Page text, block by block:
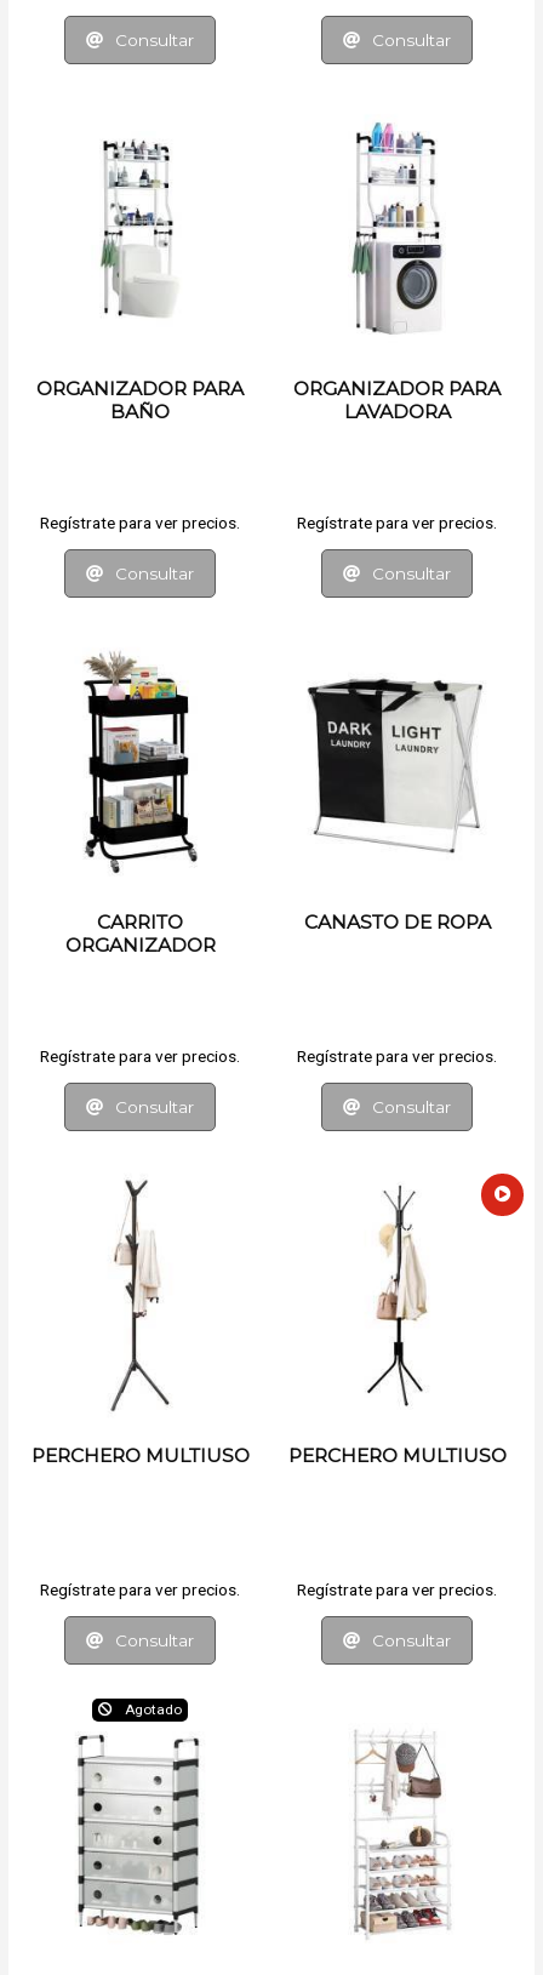
Consultar Consultar
ORGANIZADOR PARA
BAÑO
Regístrate para ver precios.
Consultar
ORGANIZADOR PARA
LAVADORA
Regístrate para ver precios.
Consultar
CARRITO
ORGANIZADOR
Regístrate para ver precios.
Consultar
CANASTO DE ROPA
Regístrate para ver precios.
Consultar
PERCHERO MULTIUSO
Regístrate para ver precios.
Consultar
PERCHERO MULTIUSO
Regístrate para ver precios.
Consultar
Agotado